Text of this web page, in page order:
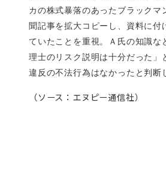
カの株式暴落のあったブラックマ
聞記事を拡大コピーし、資料に付
ていたことを重視。Ａ氏の知識な
理士のリスク説明は十分だった」
違反の不法行為はなかったと判断
（ソース：エヌピー通信社）